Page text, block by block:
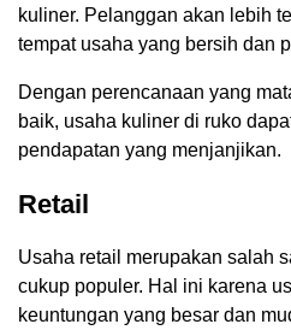
kuliner. Pelanggan akan lebih
tempat usaha yang bersih dan
Dengan perencanaan yang
baik, usaha kuliner di ruko
pendapatan yang menjanjikan.
Retail
Usaha retail merupakan salah
cukup populer. Hal ini karena
keuntungan yang besar dan